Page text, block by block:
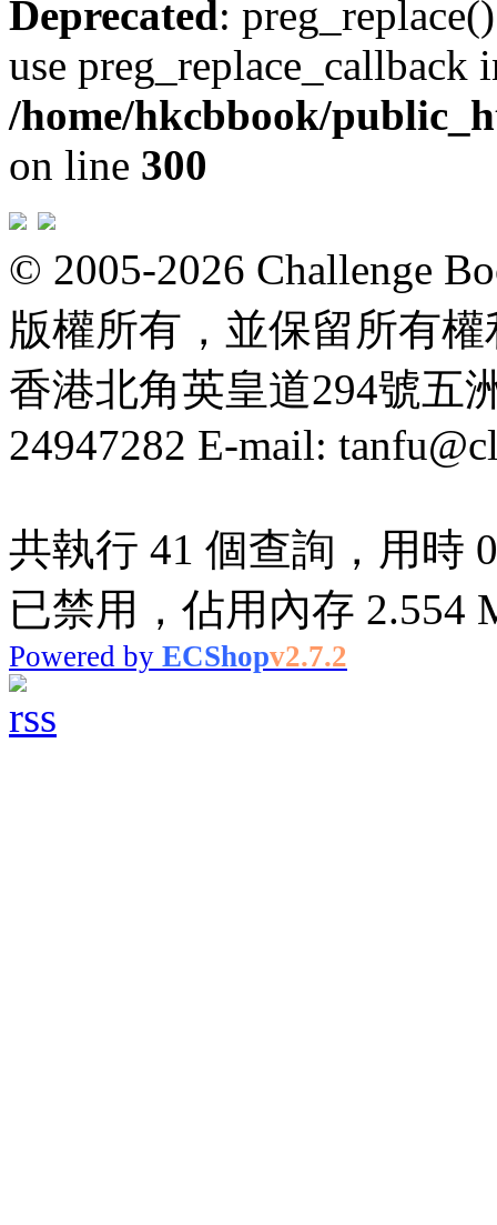
Deprecated:
use preg_replace_callback
/home/hkcbbook/
on line 300
© 2005-2026 Challenge
版權所有，並保留所有權
香港北角英皇道294號五
24947282 E-mail:
共執行 41 個查詢，用時
已禁用，佔用內存 2.554
Powered by ECShopv2.7.2